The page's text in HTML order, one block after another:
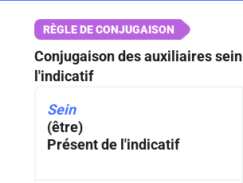
Conjugaison des auxiliairessein
l'indicatif
Sein
(être)
Présent de l'indicatif